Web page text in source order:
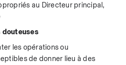
au Directeur principal,
douteuses
les opérations ou
de donner lieu à des